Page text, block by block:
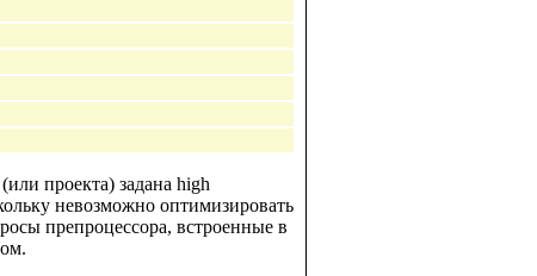
проекта) задана high
невозможно оптимизировать
препроцессора, встроенные в